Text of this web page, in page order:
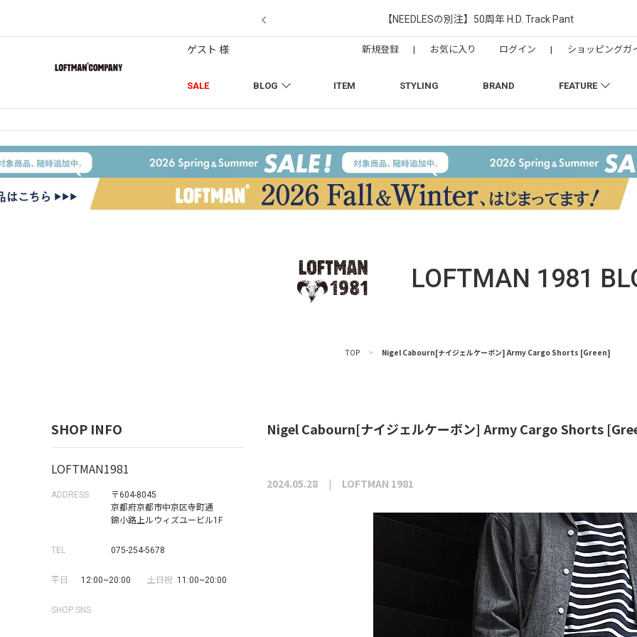
【NEEDLESの別注】50周年 H.D. Track Pant
SALE BLOG ITEM STYLING BRAND FEATURE
ゲスト 様 新規登録 | お気に入り ログイン | ショッピングガ
LOFTMAN 1981
TOP > Nigel Cabourn[ナイジェルケーボン] Army Cargo Shorts [Green]
SHOP INFO
LOFTMAN1981
ADDRESS
〒604-8045
京都府京都市中京区寺町通
錦小路上ルウィズユービル1F
TEL 075-254-5678
平日 12:00~20:00 土日祝 11:00~20:00
SHOP SNS
Nigel Cabourn[ナイジェルケーボン] Army Cargo Shorts
2024.05.28 LOFTMAN 1981